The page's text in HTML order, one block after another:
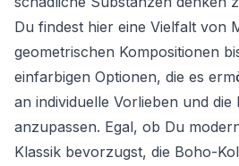
Du findest hier eine Vielfalt von
geometrischen Kompositionen
einfarbigen Optionen, die es
an individuelle Vorlieben und die
anzupassen. Egal, ob Du
Klassik bevorzugst, die Boho-